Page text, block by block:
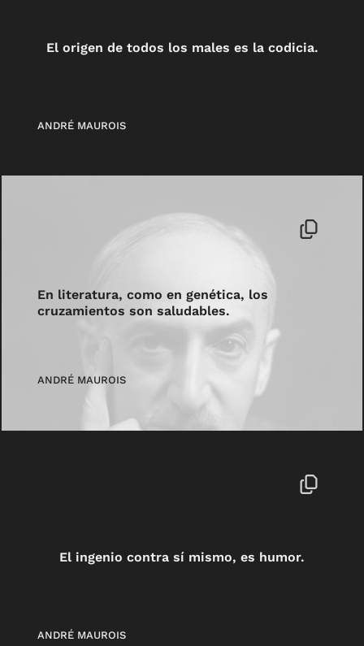
El origen de todos los males es la codicia.
ANDRÉ MAUROIS
En literatura, como en genética, los
cruzamientos son saludables.
ANDRÉ MAUROIS
El ingenio contra sí mismo, es humor.
ANDRÉ MAUROIS